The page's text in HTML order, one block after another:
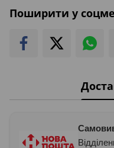
Поширити у